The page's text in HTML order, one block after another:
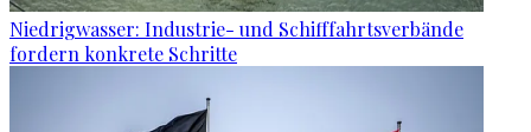
Niedrigwasser: Industrie- und Schifffahrtsverbände
fordern konkrete Schritte